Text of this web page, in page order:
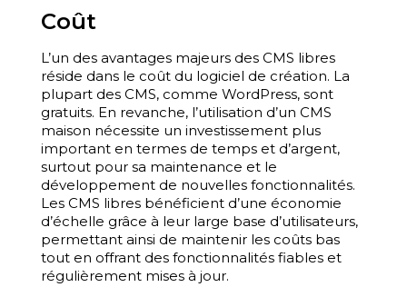
Coût
L’un des avantages majeurs des CMS libres
réside dans le coût du logiciel de création. La
plupart des CMS, comme WordPress, sont
gratuits. En revanche, l’utilisation d’un CMS
maison nécessite un investissement plus
important en termes de temps et d’argent,
surtout pour sa maintenance et le
développement de nouvelles fonctionnalités.
Les CMS libres bénéficient d’une économie
d’échelle grâce à leur large base d’utilisateurs,
permettant ainsi de maintenir les coûts bas
tout en offrant des fonctionnalités fiables et
régulièrement mises à jour.